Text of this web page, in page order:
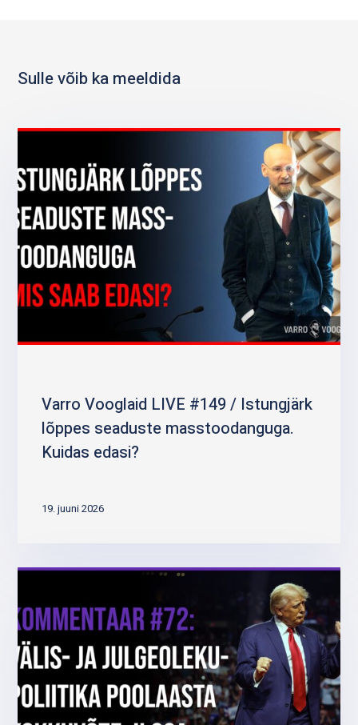
Sulle võib ka meeldida
Varro Vooglaid LIVE #149 / Istungjärk
lõppes seaduste masstoodanguga.
Kuidas edasi?
19. juuni 2026